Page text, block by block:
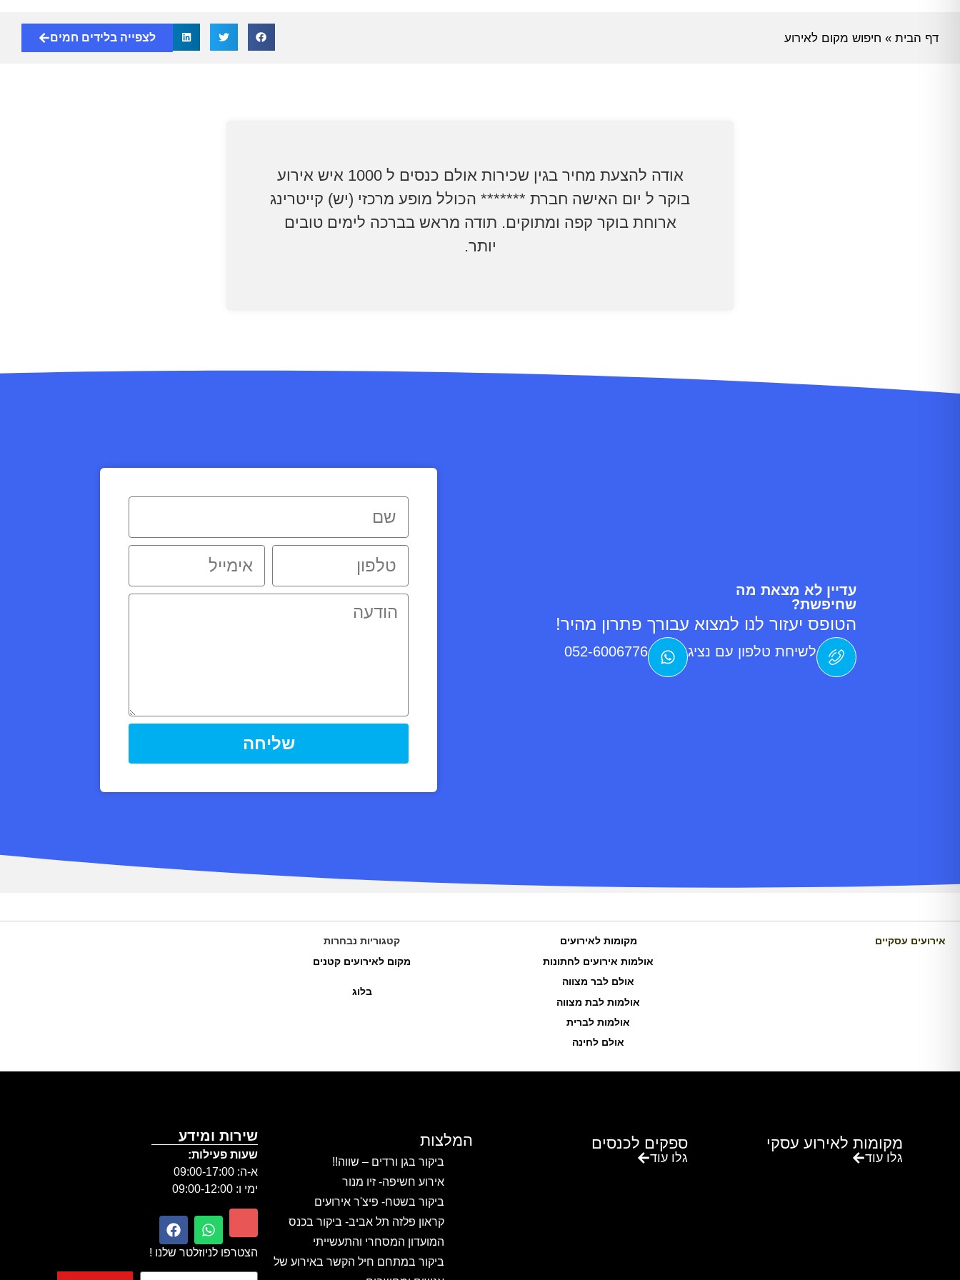
דף הבית » חיפוש מקום לאירוע לצפייה בלידים חמים
אודה להצעת מחיר בגין שכירות אולם כנסים ל 1000 איש אירוע
בוקר ל יום האישה חברת ******* הכולל מופע מרכזי (יש) קייטרינג
ארוחת בוקר קפה ומתוקים. תודה מראש בברכה לימים טובים
יותר.
עדיין לא מצאת מה
שחיפשת?
הטופס יעזור לנו למצוא עבורך פתרון מהיר!
לשיחת טלפון עם נציג 052-6006776
שליחה
אירועים עסקיים
מקומות לאירועים
אולמות אירועים לחתונות
אולם לבר מצווה
אולמות לבת מצווה
אולמות לברית
אולם לחינה
קטגוריות נבחרות
מקום לאירועים קטנים
בלוג
מקומות לאירוע עסקי
גלו עוד
ספקים לכנסים
גלו עוד
המלצות
ביקור בגן ורדים – שווה!!
אירוע חשיפה- זיו מנור
ביקור בשטח- פיצ'ר אירועים
קראון פלזה תל אביב- ביקור בכנס
המועדון המסחרי והתעשייתי
ביקור במתחם חיל הקשר באירוע של
שירות ומידע
שעות פעילות:
א-ה: 09:00-17:00
ימי ו: 09:00-12:00
הצטרפו לניוזלטר שלנו !